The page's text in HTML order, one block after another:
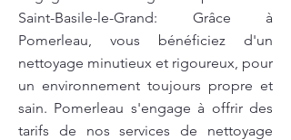
Saint-Basile-le-Grand: Grâce à
Pomerleau, vous bénéficiez d'un
nettoyage minutieux et rigoureux, pour
un environnement toujours propre et
sain. Pomerleau s'engage à offrir des
tarifs de nos services de nettoyage